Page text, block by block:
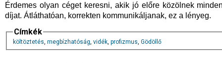
Érdemes olyan céget keresni, akik jó előre közölnek
díjat. Átláthatóan, korrekten kommunikáljanak, ez a lényeg.
Címkék
költöztetés, megbízhatóság, vidék, profizmus, Gödöllő